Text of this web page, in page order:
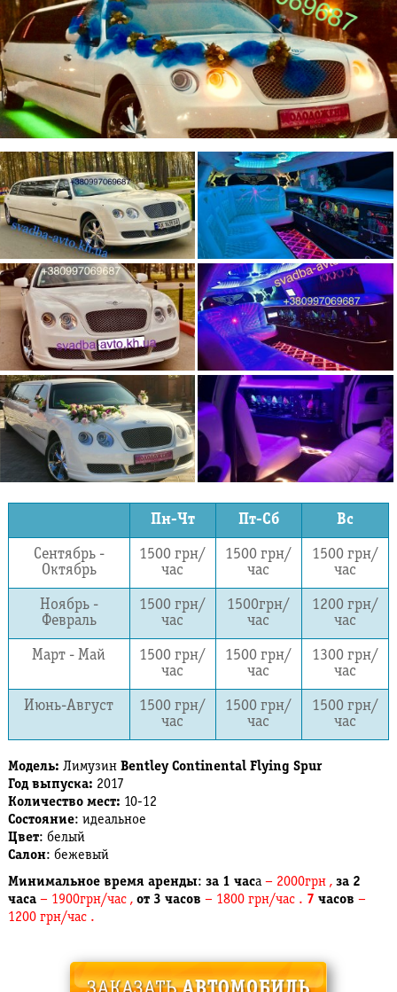
Пн-Чт Пт-Сб Вс
Сентябрь -
Октябрь
1500 грн/
час
1500 грн/
час
1500 грн/
час
Ноябрь -
Февраль
1500 грн/
час
1500грн/
час
1200 грн/
час
Март - Май
1500 грн/
час
1500 грн/
час
1300 грн/
час
Июнь-Август
1500 грн/
час
1500 грн/
час
1500 грн/
час
Модель: Лимузин Bentley Continental Flying Spur
Год выпуска: 2017
Количество мест: 10-12
Состояние: идеальное
Цвет: белый
Салон: бежевый
Минимальное время аренды: за 1 часа– 2000грн , за 2
часа– 1900грн/час , от 3 часов – 1800 грн/час . 7 часов –
1200 грн/час .